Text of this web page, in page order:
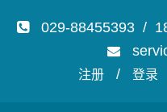
029-88455393 /
注册 / 登录